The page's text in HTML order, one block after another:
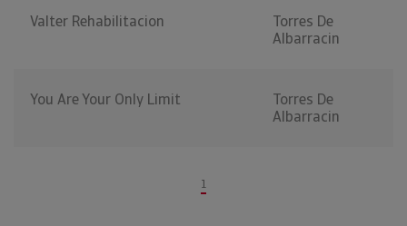
Valter Rehabilitacion
Torres De
Albarracin
You Are Your Only Limit
Torres De
Albarracin
1